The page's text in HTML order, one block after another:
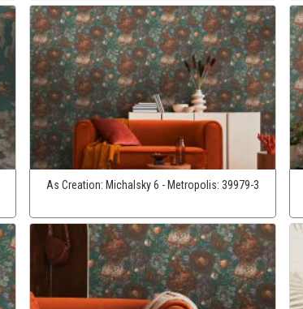
As Creation: Michalsky 6 - Metropolis: 39979-3